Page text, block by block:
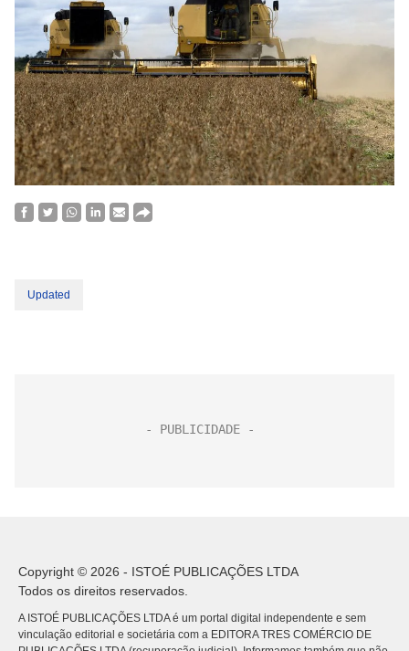
Updated
Copyright © 2026 - ISTOÉ PUBLICAÇÕES LTDA
Todos os direitos reservados.
A ISTOÉ PUBLICAÇÕES LTDA é um portal digital independente e sem
vinculação editorial e societária com a EDITORA TRES COMÉRCIO DE